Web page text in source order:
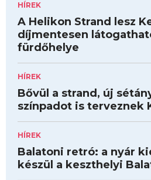
HÍREK
A Helikon Strand lesz
díjmentesen
fürdőhelye
HÍREK
Bővül a strand, új
színpadot is terveznek
HÍREK
Balatoni retró: a nyár
készül a keszthelyi